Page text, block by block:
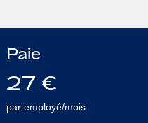
Paie
27 €
par employé/mois